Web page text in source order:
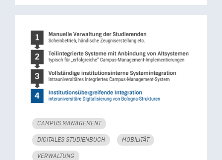
CAMPUS MANAGEMENT
DIGITALES STUDIENBUCH MOBILITÄT
VERWALTUNG